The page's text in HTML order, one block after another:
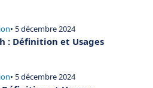
• 5 décembre 2024
: Définition et Usages
• 5 décembre 2024